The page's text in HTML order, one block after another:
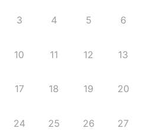
3 4 5 6
10 11 12 13
17 18 19 20
24 25 26 27